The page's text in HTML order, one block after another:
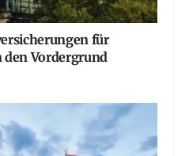
für
Vordergrund